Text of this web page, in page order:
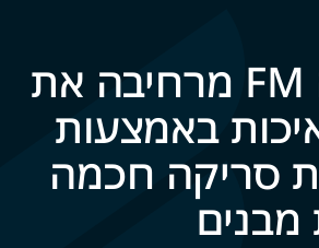
אלקטרה FM מרחיבה את
באמצעות
סריקה חכמה